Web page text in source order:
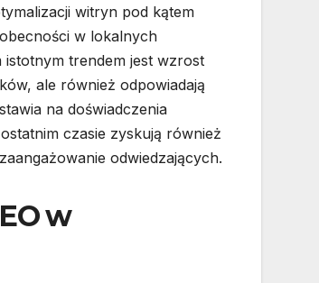
witryn pod kątem
w lokalnych
istotnym trendem jest wzrost
ale również odpowiadają
na doświadczenia
czasie zyskują również
odwiedzających.
w